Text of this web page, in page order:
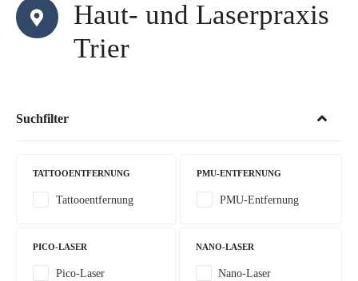
Haut- und Laserpraxis
Trier
Suchfilter
TATTOOENTFERNUNG
Tattooentfernung
PMU-ENTFERNUNG
PMU-Entfernung
PICO-LASER
Pico-Laser
NANO-LASER
Nano-Laser